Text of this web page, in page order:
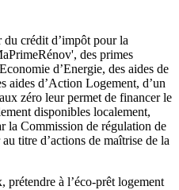
crédit d’impôt pour la
des primes
d’Energie, des aides de
aides d’Action Logement, d’un
zéro leur permet de financer le
disponibles localement,
la Commission de régulation de
titre d’actions de maîtrise de la
prétendre à l’éco-prêt logement